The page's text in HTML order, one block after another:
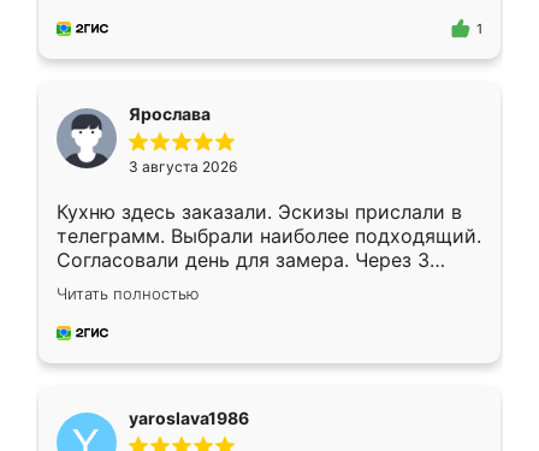
предложил по моему эскизу самый
1
Ярослава
3 августа 2026
Кухню здесь заказали. Эскизы прислали в
телеграмм. Выбрали наиболее подходящий.
Согласовали день для замера. Через 3
недели кухня была уже готова. Остались
довольны работой. Спасибо Ренессанс
мебель за качественную работу!
Читать полностью
yaroslava1986